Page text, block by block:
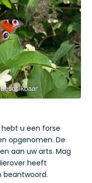
u een forse
opgenomen. De
aan uw arts. Mag
heeft
beantwoord.